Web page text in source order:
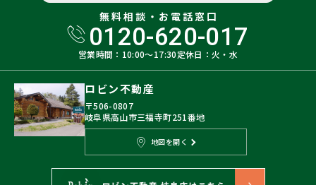
無料相談・お電話窓口
0120-620-017
営業時間：10:00〜17:30定休日：火・水
ロビン不動産
〒506-0807
岐阜県高山市三福寺町251番地
地図を開く